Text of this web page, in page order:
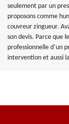
seulement par un
proposons comme
couvreur zingueur.
son devis. Parce que
professionnelle d’un
intervention et aussi